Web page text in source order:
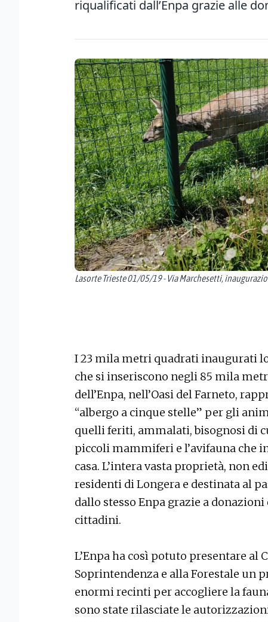
riqualificati dall’Enpa grazie alle
Lasorte Trieste 01/05/19 - Via Marchesetti,
I 23 mila metri quadrati inaugurati
che si inseriscono negli 85 mila
dell’Enpa, nell’Oasi del Farneto,
“albergo a cinque stelle” per gli
quelli feriti, ammalati, bisognosi di
piccoli mammiferi e l’avifauna che
casa. L’intera vasta proprietà, non
residenti di Longera e destinata al
dallo stesso Enpa grazie a
cittadini.
L’Enpa ha così potuto presentare al
Soprintendenza e alla Forestale un
enormi recinti per accogliere la
sono state rilasciate le